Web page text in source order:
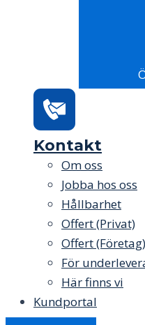
Kontakt
Om oss
Jobba hos oss
Hållbarhet
Offert (Privat)
Offert (Företag)
För
Här finns vi
Kundportal